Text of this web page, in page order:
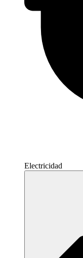
Electricidad